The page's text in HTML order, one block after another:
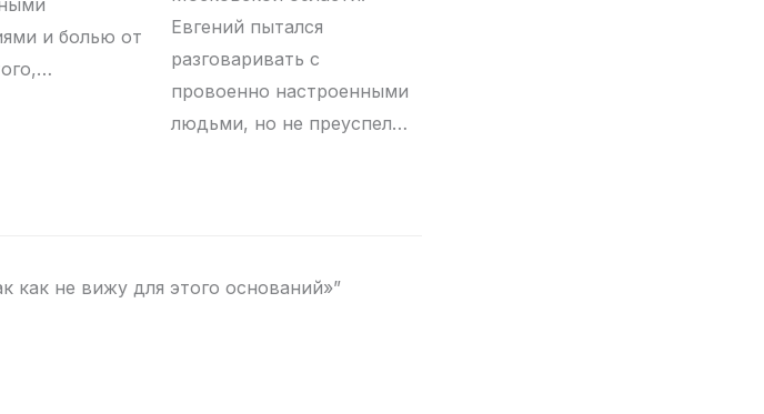
и болью от
Евгений пытался
разговаривать с
провоенно настроенными
людьми, но не преуспел…
как не вижу для этого оснований»”